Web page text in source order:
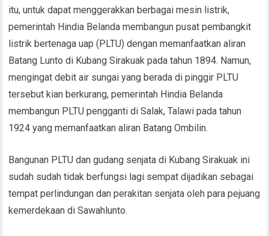
itu, untuk dapat menggerakkan berbagai mesin listrik,
pemerintah Hindia Belanda membangun pusat pembangkit
listrik bertenaga uap (PLTU) dengan memanfaatkan aliran
Batang Lunto di Kubang Sirakuak pada tahun 1894. Namun,
mengingat debit air sungai yang berada di pinggir PLTU
tersebut kian berkurang, pemerintah Hindia Belanda
membangun PLTU pengganti di Salak, Talawi pada tahun
1924 yang memanfaatkan aliran Batang Ombilin.
Bangunan PLTU dan gudang senjata di Kubang Sirakuak ini
sudah sudah tidak berfungsi lagi sempat dijadikan sebagai
tempat perlindungan dan perakitan senjata oleh para pejuang
kemerdekaan di Sawahlunto.